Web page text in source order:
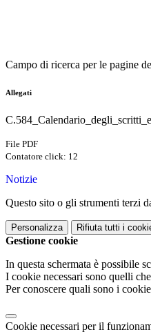
Campo di ricerca per le pagine
Allegati
File PDF
Contatore click: 12
Notizie
Questo sito o gli strumenti terzi
Personalizza Rifiuta tutti i
Gestione cookie
In questa schermata è possibile
I cookie necessari sono quelli
Per conoscere quali sono i
Cookie necessari per il